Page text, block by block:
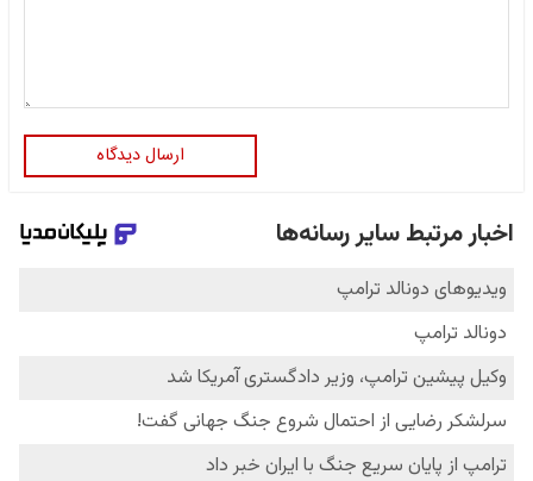
ارسال دیدگاه